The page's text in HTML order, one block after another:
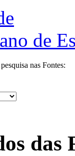
de
nas Fontes:
das